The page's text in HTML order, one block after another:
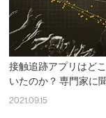
接触追跡アプリはど
いたのか？ 専門家に
2021.09.15